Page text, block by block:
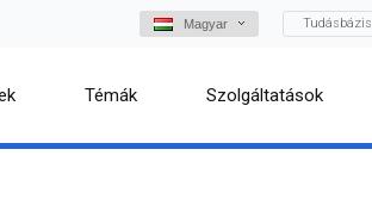
Magyar Tudásbázis
Témák Szolgáltatások